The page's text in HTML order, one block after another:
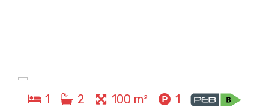
1 2 100 m² 1